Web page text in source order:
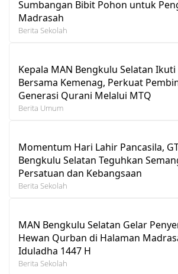
Sumbangan Bibit Pohon untuk
Madrasah
Berita Sekolah
Kepala MAN Bengkulu Selatan
Bersama Kemenag, Perkuat
Generasi Qurani Melalui MTQ
Berita Umum
Momentum Hari Lahir Pancasila,
Bengkulu Selatan Teguhkan
Persatuan dan Kebangsaan
Berita Sekolah
MAN Bengkulu Selatan Gelar
Hewan Qurban di Halaman
Iduladha 1447 H
Berita Sekolah